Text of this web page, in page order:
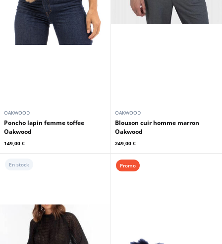
OAKWOOD
Poncho lapin femme toffee
Oakwood
149,00 €
OAKWOOD
Blouson cuir homme marron
Oakwood
249,00 €
En stock Promo